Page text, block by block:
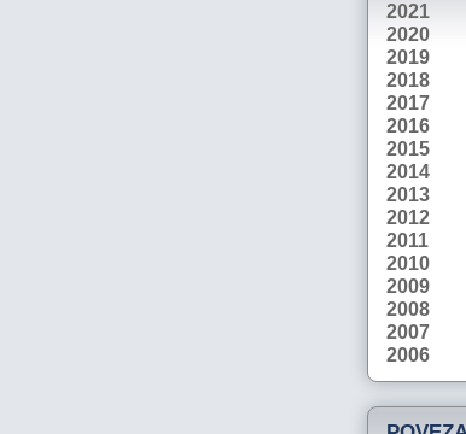
2021
2020
2019
2018
2017
2016
2015
2014
2013
2012
2011
2010
2009
2008
2007
2006